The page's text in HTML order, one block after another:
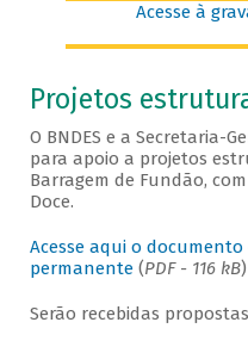
Acesse à
Projetos
O BNDES e a Secretaria-
para apoio a projetos
Barragem de Fundão,
Doce.
Acesse aqui o
permanente(PDF - 116 kB
Serão recebidas